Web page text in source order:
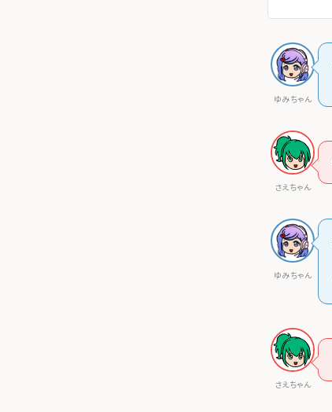
ゆみちゃん
さえちゃん
ゆみちゃん
さえちゃん